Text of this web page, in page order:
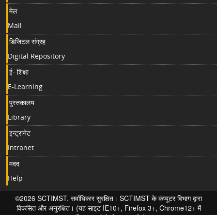
मेल
Mail
डिजिटल संग्रह
Digital Repository
ई- शिक्षा
E-Learning
पुस्तकालय
Library
इन्ट्रानेट
Intranet
मदद
Help
©2026 SCTIMST. सर्वाधिकार सुरक्षित। SCTIMST के कंप्यूटर विभाग द्वारा
विकसित और अनुरक्षित। (यह साइट IE10+, Firefox 3+, Chrome12+ में